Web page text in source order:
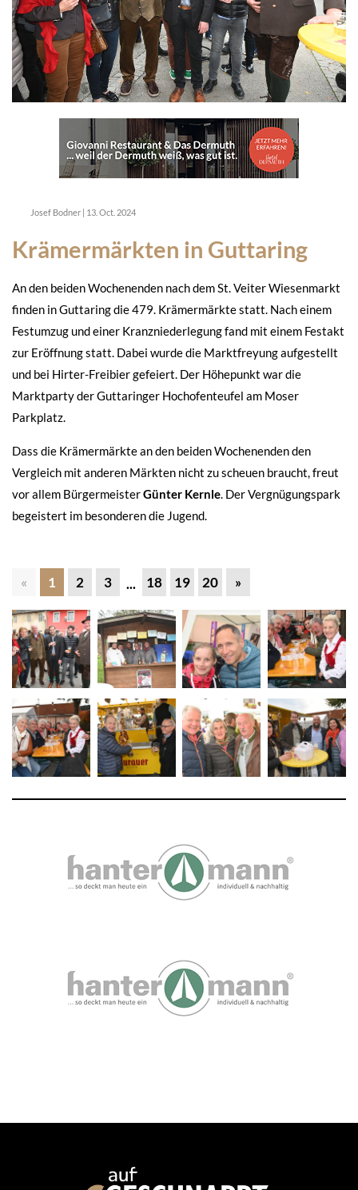
Josef Bodner | 13. Oct. 2024
Krämermärkten in Guttaring
An den beiden Wochenenden nach dem St. Veiter Wiesenmarkt
finden in Guttaring die 479. Krämermärkte statt. Nach einem
Festumzug und einer Kranzniederlegung fand mit einem Festakt
zur Eröffnung statt. Dabei wurde die Marktfreyung aufgestellt
und bei Hirter-Freibier gefeiert. Der Höhepunkt war die
Marktparty der Guttaringer Hochofenteufel am Moser
Parkplatz.
Dass die Krämermärkte an den beiden Wochenenden den
Vergleich mit anderen Märkten nicht zu scheuen braucht, freut
vor allem BürgermeisterGünter Kernle. Der Vergnügungspark
begeistert im besonderen die Jugend.
« 1 2 3 ... 18 19 20 »